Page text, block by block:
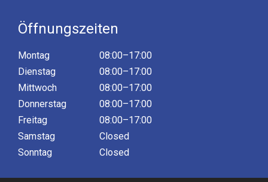
Öffnungszeiten
Montag
Dienstag
Mittwoch
Donnerstag
Freitag
Samstag
Sonntag
08:00–17:00
08:00–17:00
08:00–17:00
08:00–17:00
08:00–17:00
Closed
Closed